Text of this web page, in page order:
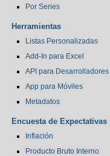
Por Series
Herramientas
Listas Personalizadas
Add-In para Excel
API para Desarrolladores
App para Móviles
Metadatos
Encuesta de Expectativas
Inflación
Producto Bruto Interno